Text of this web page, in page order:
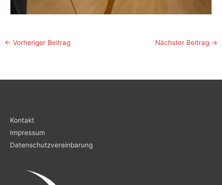
← Vorheriger Beitrag Nächster Beitrag →
Kontakt
Impressum
Datenschutzvereinbarung